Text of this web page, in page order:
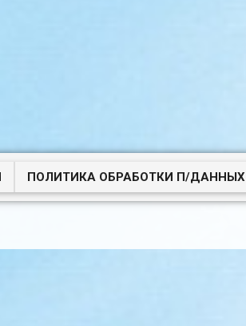
ПОЛИТИКА ОБРАБОТКИ П/ДАННЫХ